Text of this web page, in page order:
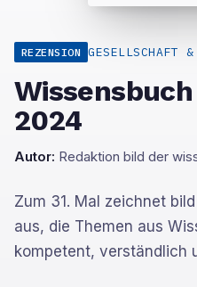
REZENSION GESELLSCHAFT
2024
Autor: Redaktion bild der
Zum 31. Mal zeichnet
aus, die Themen aus
kompetent, verständlich